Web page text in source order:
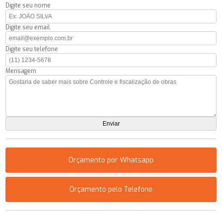
Digite seu nome
Digite seu email
Digite seu telefone
Mensagem
Orçamento por Whatsapp
Orçamento pelo Telefone